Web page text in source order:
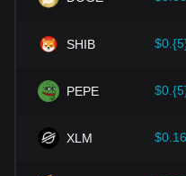
mengambil keputusan.
perubahan harga Ondo di
strategi investasi mereka
SHIB
PEPE
XLM